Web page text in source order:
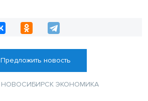
Предложить новость
НОВОСИБИРСК ЭКОНОМИКА